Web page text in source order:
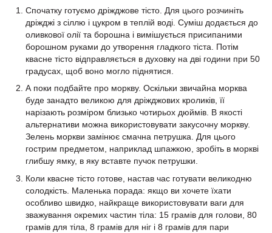
Спочатку готуємо дріжджове тісто. Для цього розчиніть
дріжджі з сіллю і цукром в теплій воді. Суміш додається до
оливкової олії та борошна і вимішується присипаними
борошном руками до утворення гладкого тіста. Потім
квасне тісто відправляється в духовку на дві години при 50
градусах, щоб воно могло піднятися.
А поки подбайте про моркву. Оскільки звичайна морква
буде занадто великою для дріжджових кроликів, її
нарізають розміром близько чотирьох дюймів. В якості
альтернативи можна використовувати закусочну моркву.
Зелень моркви замінює смачна петрушка. Для цього
гострим предметом, наприклад шпажкою, зробіть в моркві
глибшу ямку, в яку вставте пучок петрушки.
Коли квасне тісто готове, настав час готувати великодню
солодкість. Маленька порада: якщо ви хочете їхати
особливо швидко, найкраще використовувати ваги для
зважування окремих частин тіла: 15 грамів для голови, 80
грамів для тіла, 8 грамів для ніг і 8 грамів для пари